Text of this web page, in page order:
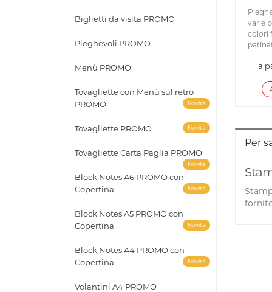
Biglietti da visita PROMO
Pieghevoli PROMO
Menù PROMO
Tovagliette con Menù sul retro
PROMO
Novità
Tovagliette PROMO Novità
Tovagliette Carta Paglia PROMO
Novità
Block Notes A6 PROMO con
Copertina
Novità
Block Notes A5 PROMO con
Copertina
Novità
Block Notes A4 PROMO con
Copertina
Novità
Volantini A4 PROMO
varie
colori
a
Per